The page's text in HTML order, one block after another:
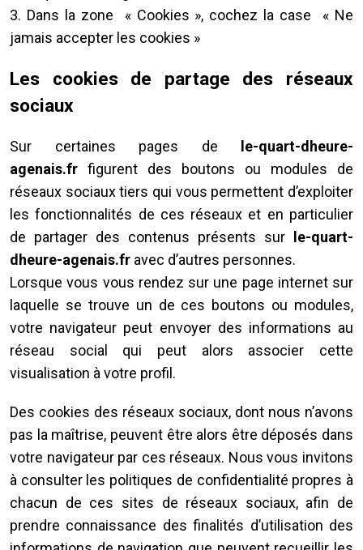
3. Dans la zone « Cookies », cochez la case « Ne
jamais accepter les cookies »
Les cookies de partage des réseaux
sociaux
Sur certaines pages de
le-quart-dheure-
agenais.fr figurent des boutons ou modules de
réseaux sociaux tiers qui vous permettent d’exploiter
les fonctionnalités de ces réseaux et en particulier
de partager des contenus présents sur
le-quart-
dheure-agenais.fr avec d’autres personnes.
Lorsque vous vous rendez sur une page internet sur
laquelle se trouve un de ces boutons ou modules,
votre navigateur peut envoyer des informations au
réseau social qui peut alors associer cette
visualisation à votre profil.
Des cookies des réseaux sociaux, dont nous n’avons
pas la maîtrise, peuvent être alors être déposés dans
votre navigateur par ces réseaux. Nous vous invitons
à consulter les politiques de confidentialité propres à
chacun de ces sites de réseaux sociaux, afin de
prendre connaissance des finalités d’utilisation des